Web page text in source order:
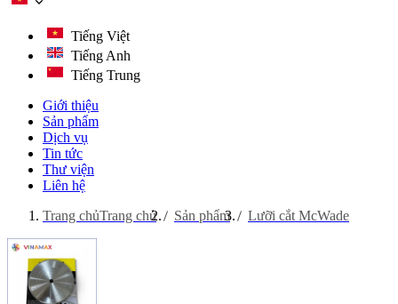
Tiếng Việt
Tiếng Anh
Tiếng Trung
Giới thiệu
Sản phẩm
Dịch vụ
Tin tức
Thư viện
Liên hệ
Trang chủTrang chủ Sản phẩm Lưỡi cắt McWade